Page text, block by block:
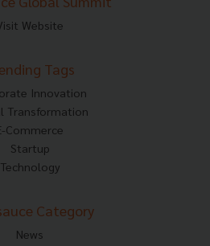
Website
Tags
Innovation
Transformation
Commerce
Startup
Technology
Category
News